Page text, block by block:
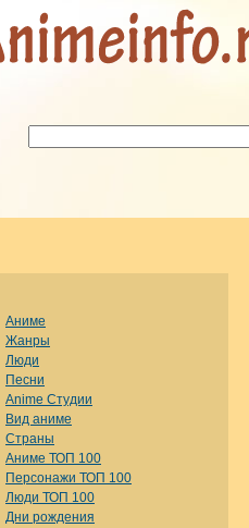
Аниме
Жанры
Люди
Песни
Anime Студии
Вид аниме
Страны
Аниме ТОП 100
Персонажи ТОП 100
Люди ТОП 100
Дни рождения